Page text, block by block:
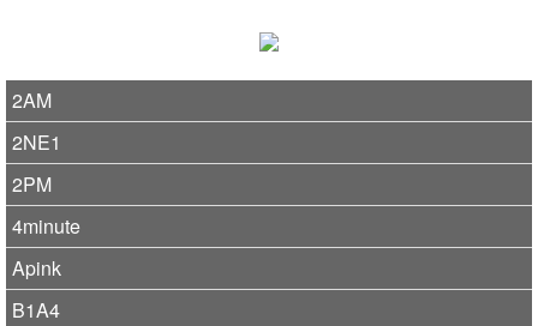
2AM
2NE1
2PM
4minute
Apink
B1A4